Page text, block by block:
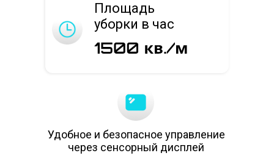
Удобное и безопасное управление
через сенсорный дисплей
Площадь
уборки в час